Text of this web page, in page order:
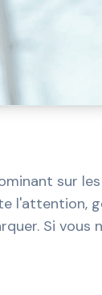
sur
l'attention,
Si vous